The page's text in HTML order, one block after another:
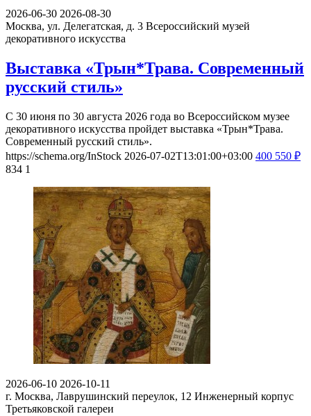
2026-06-30 2026-08-30
Москва, ул. Делегатская, д. 3 Всероссийский музей
декоративного искусства
Выставка «Трын*Трава. Современный
русский стиль»
С 30 июня по 30 августа 2026 года во Всероссийском музее
декоративного искусства пройдет выставка «Трын*Трава.
Современный русский стиль».
https://schema.org/InStock 2026-07-02T13:01:00+03:00 400 550 ₽
834 1
2026-06-10 2026-10-11
г. Москва, Лаврушинский переулок, 12 Инженерный корпус
Третьяковской галереи